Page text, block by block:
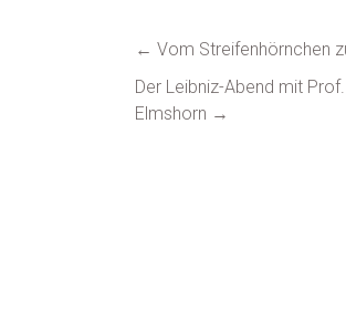
← Vom Streifenhörnchen
Der Leibniz-Abend mit
Elmshorn →